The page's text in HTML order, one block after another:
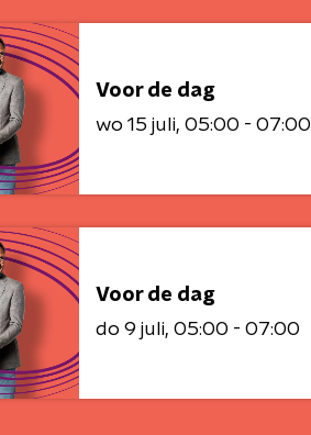
Voor de dag
wo 15 juli 05:00 - 07:00
Voor de dag
do 9 juli 05:00 - 07:00